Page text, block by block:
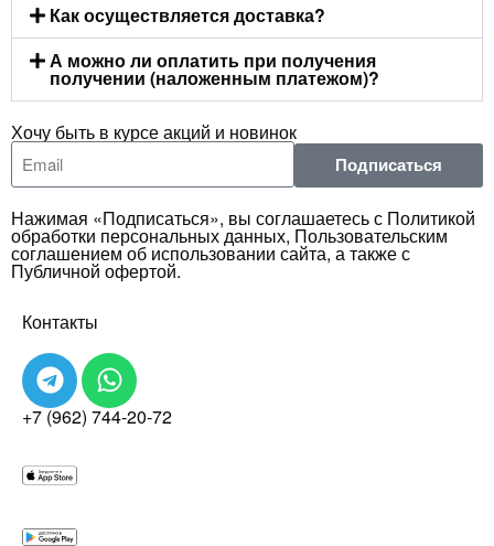
Как осуществляется доставка?
А можно ли оплатить при получения
получении (наложенным платежом)?
Хочу быть в курсе акций и новинок
Подписаться
Нажимая «Подписаться», вы соглашаетесь с Политикой
обработки персональных данных, Пользовательским
соглашением об использовании сайта, а также с
Публичной офертой.
Контакты
+7 (962) 744-20-72